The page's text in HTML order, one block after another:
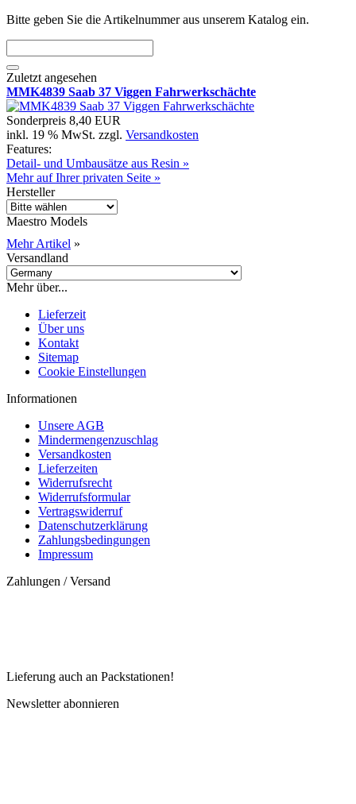
Bitte geben Sie die Artikelnummer aus unserem Katalog ein.
Zuletzt angesehen
MMK4839 Saab 37 Viggen Fahrwerkschächte
Sonderpreis 8,40 EUR
inkl. 19 % MwSt. zzgl. Versandkosten
Features:
Detail- und Umbausätze aus Resin »
Mehr auf Ihrer privaten Seite »
Hersteller
Maestro Models
Mehr Artikel »
Versandland
Mehr über...
Lieferzeit
Über uns
Kontakt
Sitemap
Cookie Einstellungen
Informationen
Unsere AGB
Mindermengenzuschlag
Versandkosten
Lieferzeiten
Widerrufsrecht
Widerrufsformular
Vertragswiderruf
Datenschutzerklärung
Zahlungsbedingungen
Impressum
Zahlungen / Versand
Lieferung auch an Packstationen!
Newsletter abonnieren